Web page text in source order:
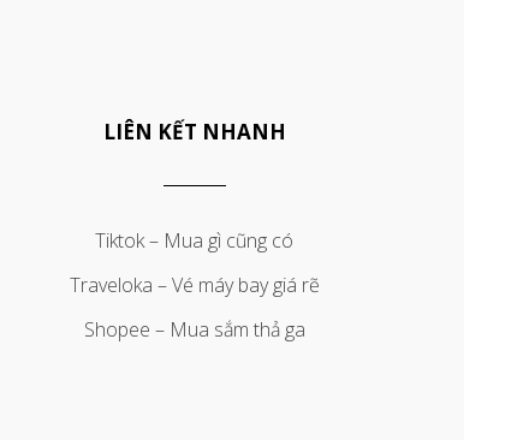
LIÊN KẾT NHANH
Tiktok – Mua gì cũng có
Traveloka – Vé máy bay giá rẽ
Shopee – Mua sắm thả ga